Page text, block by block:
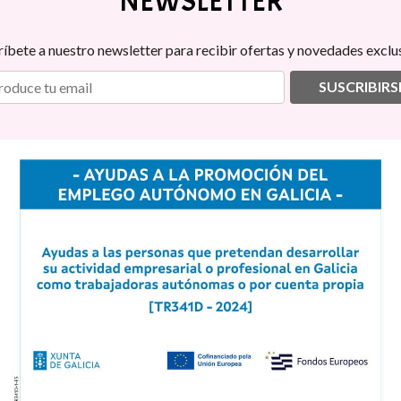
a nuestro newsletter para recibir ofertas y novedades